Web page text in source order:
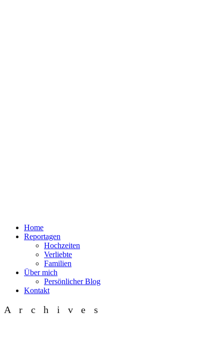
Home
Reportagen
Hochzeiten
Verliebte
Familien
Über mich
Persönlicher Blog
Kontakt
Archives